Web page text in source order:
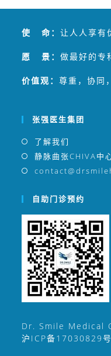
最早应用多项静脉曲
CHIVA等，2017年全
住院治疗，缩短成为
使 命：让人人享有
愿 景：做最好的专
价值观：尊重，协同
张强医生集团
了解我们
静脉曲张CHIVA中
自助门诊预约
Dr. Smile Medical
沪ICP备17030829